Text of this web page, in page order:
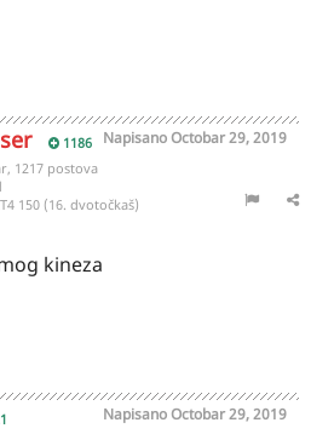
1186 NapisanoOctobar 29, 2019
1217 postova
150 (16. dvotočkaš)
kineza
NapisanoOctobar 29, 2019